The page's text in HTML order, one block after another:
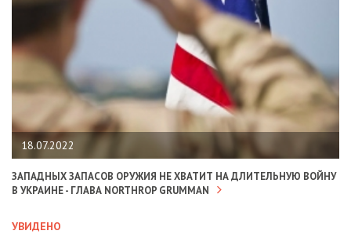
18.07.2022
ЗАПАДНЫХ ЗАПАСОВ ОРУЖИЯ НЕ ХВАТИТ НА ДЛИТЕЛЬНУЮ ВОЙНУ
В УКРАИНЕ - ГЛАВА NORTHROP GRUMMAN
УВИДЕНО